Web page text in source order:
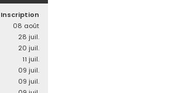
Inscription
08 août
28 juil.
20 juil.
11 juil.
09 juil.
09 juil.